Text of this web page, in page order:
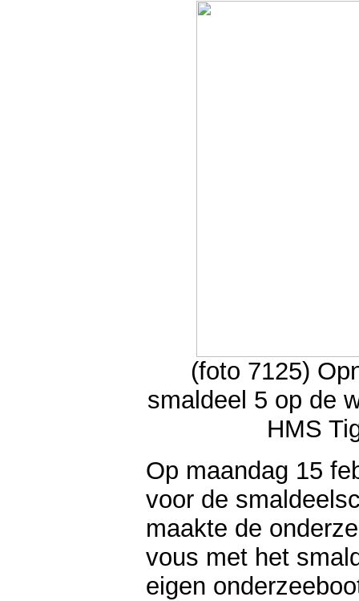
(foto 7125)
smaldeel 5 op de
HMS
Op maandag 15
voor de
maakte de
vous met het
eigen